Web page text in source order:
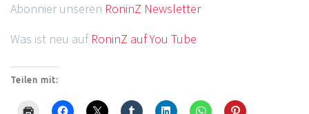
Abonnier unseren RoninZ Newsletter
Was ist neu auf RoninZ auf You Tube
Teilen mit: